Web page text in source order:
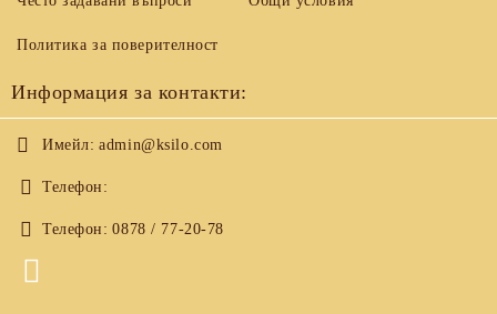
Политика за поверителност
Информация за контакти:
Имейл: admin@ksilo.com
Телефон:
Телефон: 0878 / 77-20-78